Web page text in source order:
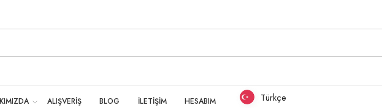
ALIŞVERİŞ BLOG İLETİŞİM HESABIM Türkçe